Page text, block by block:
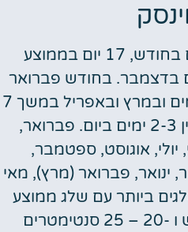
הוא יישאר יבש 9 ימים בחודש, 17 יום בממוצע
וממוצע 18 יום בדצמבר. בחודש פברואר
הוא יהיה יבש במשך 8 ימים ובמרץ ובאפריל במשך 7
ימים בשנה במינסק ובין 2-3 ימים ביום. פברואר,
יולי, אוגוסט, ספטמבר,
ינואר, פברואר (מרץ), מאי
ביותר עם שלג ממוצע
של 2 – 3 אינץ 'לחודש ו -20 – 25 סנטימטרים